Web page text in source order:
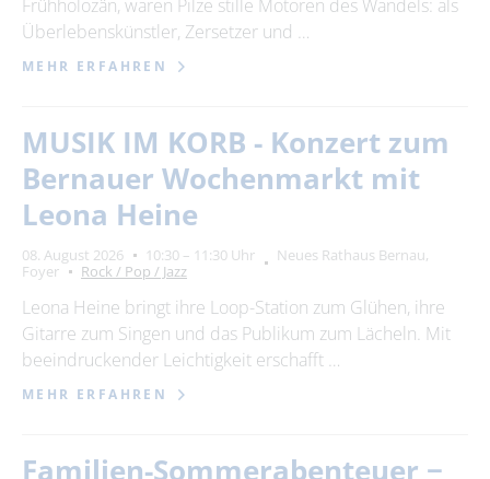
Frühholozän, waren Pilze stille Motoren des Wandels: als
Überlebenskünstler, Zersetzer und …
MEHR ERFAHREN
MUSIK IM KORB - Konzert zum
Bernauer Wochenmarkt mit
Leona Heine
08. August 2026 10:30 – 11:30 Uhr
Neues Rathaus Bernau,
Foyer
Rock / Pop / Jazz
Leona Heine bringt ihre Loop-Station zum Glühen, ihre
Gitarre zum Singen und das Publikum zum Lächeln. Mit
beeindruckender Leichtigkeit erschafft …
MEHR ERFAHREN
Familien-Sommerabenteuer −